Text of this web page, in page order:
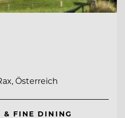
Österreich
& FINE DINING